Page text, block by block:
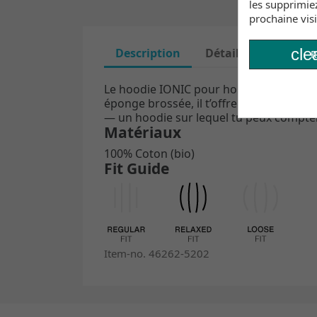
Description Détails du produit
Le hoodie IONIC pour homme est un
éponge brossée, il t’offre un confort
— un hoodie sur lequel tu peux
Matériaux
100% Coton (bio)
Fit Guide
Item-no. 46262-5202
les
prochaine